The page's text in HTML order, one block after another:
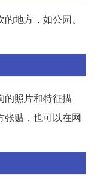
地方，如公园、
的照片和特征描
张贴，也可以在网